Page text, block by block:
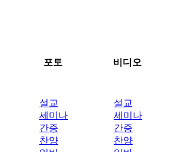
포토 비디오
설교
세미나
간증
찬양
설교
세미나
간증
찬양